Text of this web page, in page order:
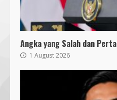
Angka yang Salah dan
1 August 2026